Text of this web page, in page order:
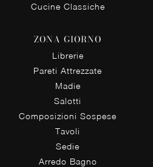
Cucine Classiche
ZONA GIORNO
Librerie
Pareti Attrezzate
Madie
Salotti
Composizioni Sospese
Tavoli
Sedie
Arredo Bagno